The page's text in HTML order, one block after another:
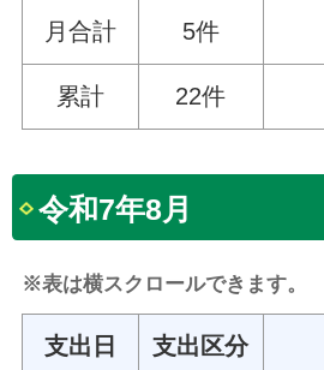
月合計 5件
累計 22件
令和7年8月
※表は横スクロールできます。
支出日 支出区分